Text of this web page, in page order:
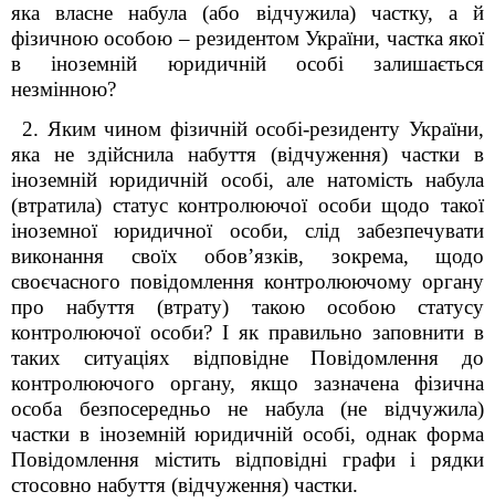
яка власне набула (або відчужила) частку, а й
фізичною особою – резидентом України, частка якої
в іноземній юридичній особі залишається
незмінною?
2. Яким чином фізичній особі-резиденту України,
яка не здійснила набуття (відчуження) частки в
іноземній юридичній особі, але натомість набула
(втратила) статус контролюючої особи щодо такої
іноземної юридичної особи, слід забезпечувати
виконання своїх обов’язків, зокрема, щодо
своєчасного повідомлення контролюючому органу
про набуття (втрату) такою особою статусу
контролюючої особи? І як правильно заповнити в
таких ситуаціях відповіднеПовідомлення до
контролюючого органу, якщо зазначена фізична
особа безпосередньо не набула (не відчужила)
частки в іноземній юридичній особі, однак форма
Повідомлення містить відповідні графи і рядки
стосовно набуття (відчуження) частки.